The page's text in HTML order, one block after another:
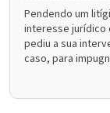
Pendendo um
interesse jurídico
pediu a sua
caso, para